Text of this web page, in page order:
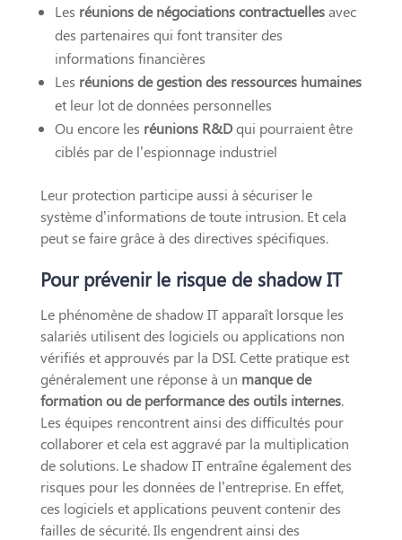
Les réunions de négociations contractuellesavec
des partenaires qui font transiter des
informations financières
Les réunions de gestion des ressources humaines
et leur lot de données personnelles
Ou encore les réunions R&Dqui pourraient être
ciblés par de l’espionnage industriel
Leur protection participe aussi à sécuriser le
système d’informations de toute intrusion. Et cela
peut se faire grâce à des directives spécifiques.
Pour prévenir le risque de shadow IT
Le phénomène de shadow IT apparaît lorsque les
salariés utilisent des logiciels ou applications non
vérifiés et approuvés par la DSI. Cette pratique est
généralement une réponse à un manque de
formation ou de performance des outils internes.
Les équipes rencontrent ainsi des difficultés pour
collaborer et cela est aggravé par la multiplication
de solutions. Le shadow IT entraîne également des
risques pour les données de l’entreprise. En effet,
ces logiciels et applications peuvent contenir des
failles de sécurité. Ils engendrent ainsi des